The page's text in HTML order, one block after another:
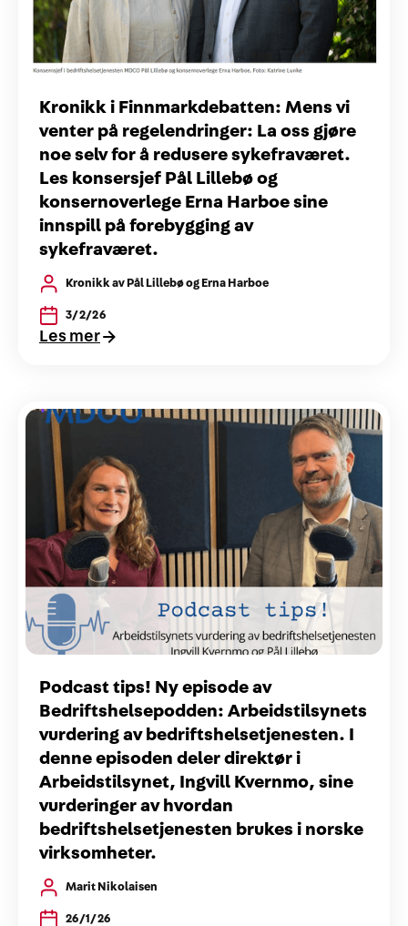
Kronikk i Finnmarkdebatten: Mens vi
venter på regelendringer: La oss gjøre
noe selv for å redusere sykefraværet.
Les konsersjef Pål Lillebø og
konsernoverlege Erna Harboe sine
innspill på forebygging av
sykefraværet.
Kronikk av Pål Lillebø og Erna Harboe
3/2/26
Les mer
Podcast tips! Ny episode av
Bedriftshelsepodden: Arbeidstilsynets
vurdering av bedriftshelsetjenesten. I
denne episoden deler direktør i
Arbeidstilsynet, Ingvill Kvernmo, sine
vurderinger av hvordan
bedriftshelsetjenesten brukes i norske
virksomheter.
Marit Nikolaisen
26/1/26